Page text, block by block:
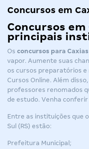
Concursos em
Concursos em
principais
Os concursos para Caxias
vapor. Aumente suas
os cursos preparatórios e
Cursos Online. Além
professores renomados
de estudo. Venha conferir
Entre as instituições que
Sul (RS) estão:
Prefeitura Municipal;